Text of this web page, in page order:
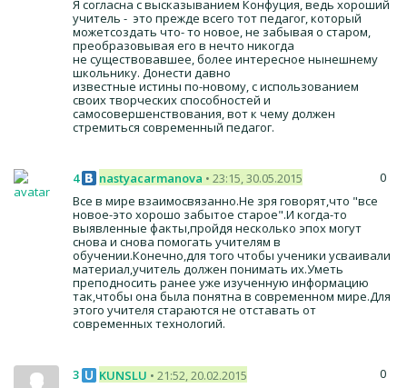
Я согласна с высказыванием Конфуция, ведь хороший
учитель - это прежде всего тот педагог, который
можетсоздать что- то новое, не забывая о старом,
преобразовывая его в нечто никогда
не существовавшее, более интересное нынешнему
школьнику. Донести давно
известные истины по-новому, с использованием
своих творческих способностей и
самосовершенствования, вот к чему должен
стремиться современный педагог.
0
4 nastyacarmanova • 23:15, 30.05.2015
Все в мире взаимосвязанно.Не зря говорят,что "все
новое-это хорошо забытое старое".И когда-то
выявленные факты,пройдя несколько эпох могут
снова и снова помогать учителям в
обучении.Конечно,для того чтобы ученики усваивали
материал,учитель должен понимать их.Уметь
преподносить ранее уже изученную информацию
так,чтобы она была понятна в современном мире.Для
этого учителя стараются не отставать от
современных технологий.
0
3 KUNSLU • 21:52, 20.02.2015